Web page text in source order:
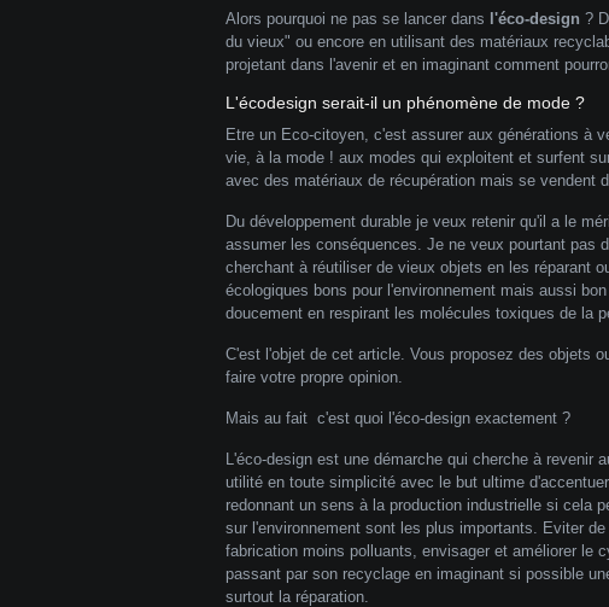
Alors pourquoi ne pas se lancer dans l'éco-design ?
du vieux" ou encore en utilisant des matériaux
projetant dans l'avenir et en imaginant comment
L'écodesign serait-il un phénomène de mode ?
Etre un Eco-citoyen, c'est assurer aux générations à
vie, à la mode ! aux modes qui exploitent et surfent
avec des matériaux de récupération mais se vendent
Du développement durable je veux retenir qu'il a le
assumer les conséquences. Je ne veux pourtant pas
cherchant à réutiliser de vieux objets en les réparant
écologiques bons pour l'environnement mais aussi
doucement en respirant les molécules toxiques de la
C'est l'objet de cet article. Vous proposez des objets
faire votre propre opinion.
Mais au fait c'est quoi l'éco-design exactement ?
L'éco-design est une démarche qui cherche à
utilité en toute simplicité avec le but ultime
redonnant un sens à la production industrielle si cela
sur l'environnement sont les plus importants. Eviter
fabrication moins polluants, envisager et améliorer le
passant par son recyclage en imaginant si possible
surtout la réparation.